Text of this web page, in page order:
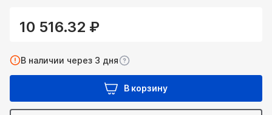
10 516.32 ₽
В наличии через 3 дня
В корзину